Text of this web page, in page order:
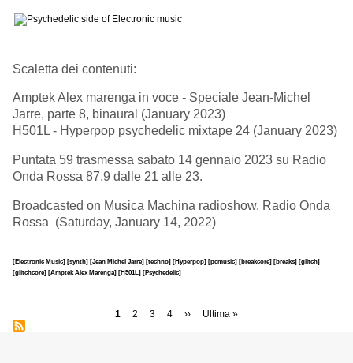
Scaletta dei contenuti:
Amptek Alex marenga in voce - Speciale Jean-Michel
Jarre, parte 8, binaural (January 2023)
H501L - Hyperpop psychedelic mixtape 24 (January 2023)
Puntata 59 trasmessa sabato 14 gennaio 2023 su Radio
Onda Rossa 87.9 dalle 21 alle 23.
Broadcasted on Musica Machina radioshow, Radio Onda
Rossa (Saturday, January 14, 2022)
[Electronic Music] [synth] [Jean Michel Jarre] [techno] [Hyperpop] [pcmusic] [breakcore] [breaks] [glitch]
[glitchcore] [Amptek Alex Marenga] [H501L] [Psychedelic]
Pagina
1 Page
2 Page
3 Page
4
Pagina
››
Ultima
Ultima »